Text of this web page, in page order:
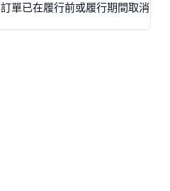
訂單已在履行前或履行期間取消。